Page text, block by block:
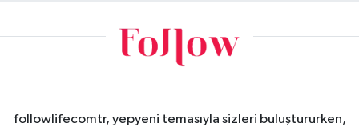
followlifecomtr, yepyeni temasıyla sizleri buluştururken,